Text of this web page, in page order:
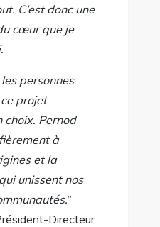
C’est donc une
cœur que je
personnes
projet
choix. Pernod
à
et la
unissent nos
”
Directeur